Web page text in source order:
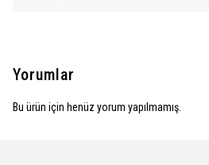
Yorumlar
Bu ürün için henüz yorum yapılmamış.